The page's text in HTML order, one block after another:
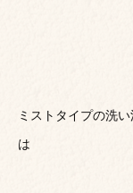
ミストタイプの洗
は